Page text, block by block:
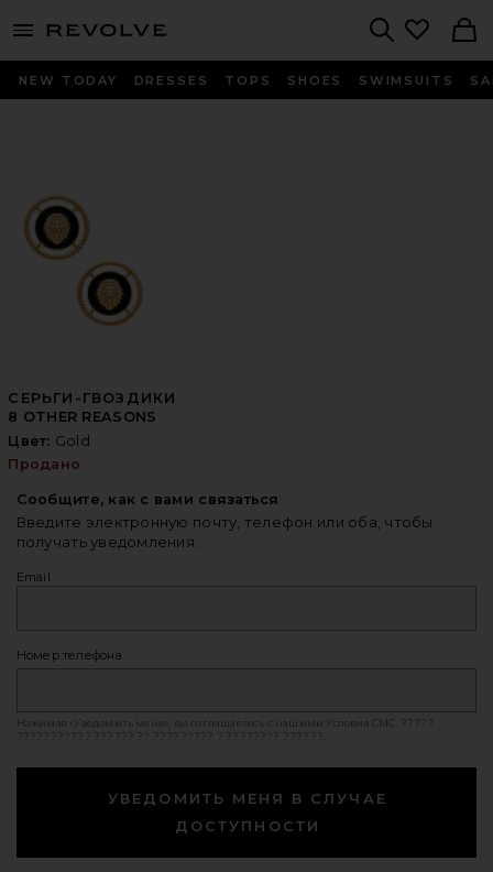
menu - shows more content
NEW TODAY DRESSES TOPS SHOES SWIMSUITS
СЕРЬГИ-ГВОЗДИКИ
8 OTHER REASONS
Цвет: Gold
Продано
Сообщите, как с вами связаться
Введите электронную почту, телефон или оба, чтобы
получать уведомления.
Email
Номер телефона
Нажимая «Уведомить меня», вы соглашаетесь с нашими Условия СМС
УВЕДОМИТЬ МЕНЯ В СЛУЧАЕ
ДОСТУПНОСТИ